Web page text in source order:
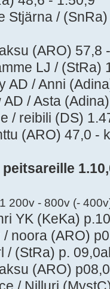
Stjärna /
(ARO) 57,8
LJ / (StRa)
AD / Anni
/ Asta
/ reibili (DS)
(ARO) 47,0 - k
200v - 800v (-
YK (KeKa)
noora (ARO)
/ (StRa) p.
(ARO)
/ Nilluri